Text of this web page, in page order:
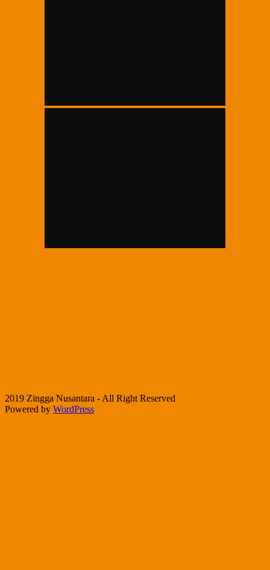
2019 Zingga Nusantara - All Right Reserved
Powered by WordPress